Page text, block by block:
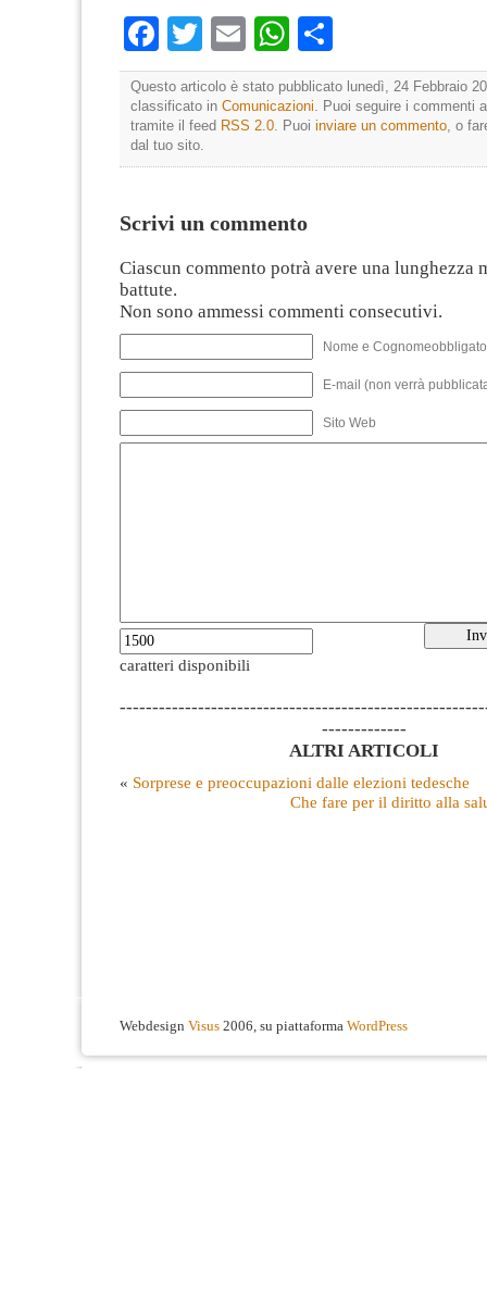
Facebook
TwitterEmailWhatsApp
Questo articolo è stato pubblicato lunedì, 24 Febbraio
classificato in Comunicazioni. Puoi seguire i commenti
tramite il feed RSS 2.0. Puoi inviare un commento, o
dal tuo sito.
Scrivi un commento
Ciascun commento potrà avere una lunghezza
battute.
Non sono ammessi commenti consecutivi.
Nome e
E-mail (non verrà
Sito Web
caratteri disponibili
-------------
ALTRI ARTICOLI
« Sorprese e preoccupazioni dalle elezioni tedesche
Che fare per il diritto alla
Webdesign Visus 2006, su piattaforma WordPress